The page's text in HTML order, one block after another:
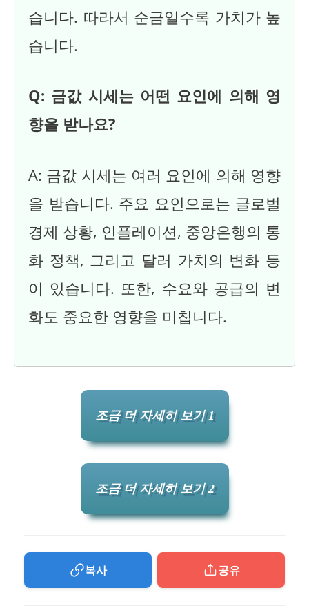
습니다. 따라서 순금일수록 가치가 높
습니다.
Q: 금값 시세는 어떤 요인에 의해 영
향을 받나요?
A: 금값 시세는 여러 요인에 의해 영향
을 받습니다. 주요 요인으로는 글로벌
경제 상황, 인플레이션, 중앙은행의 통
화 정책, 그리고 달러 가치의 변화 등
이 있습니다. 또한, 수요와 공급의 변
화도 중요한 영향을 미칩니다.
조금 더 자세히 보기 1
조금 더 자세히 보기 2
복사 공유